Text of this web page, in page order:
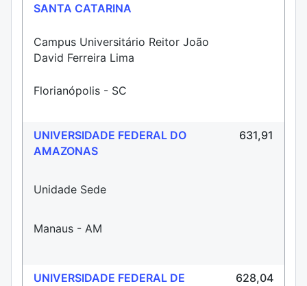
SANTA CATARINA
Campus Universitário Reitor João
David Ferreira Lima
Florianópolis - SC
UNIVERSIDADE FEDERAL DO
AMAZONAS
Unidade Sede
Manaus - AM
631,91
UNIVERSIDADE FEDERAL DE
628,04